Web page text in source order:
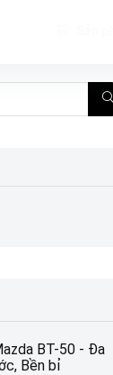
BT-50 - Đa
Bền bỉ